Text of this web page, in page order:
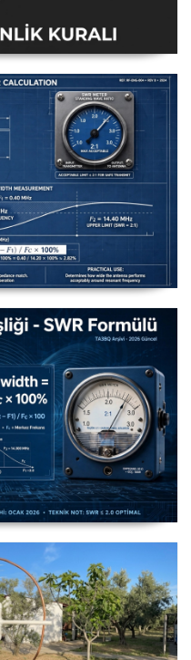
Talimatı [18 Kritik
Yagi-Uda’ya Anten
Hesaplama Formülü -